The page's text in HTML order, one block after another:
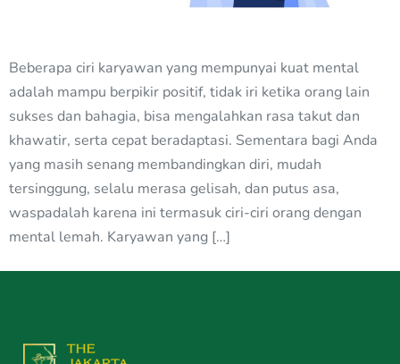
Beberapa ciri karyawan yang mempunyai kuat mental
adalah mampu berpikir positif, tidak iri ketika orang lain
sukses dan bahagia, bisa mengalahkan rasa takut dan
khawatir, serta cepat beradaptasi. Sementara bagi Anda
yang masih senang membandingkan diri, mudah
tersinggung, selalu merasa gelisah, dan putus asa,
waspadalah karena ini termasuk ciri-ciri orang dengan
mental lemah. Karyawan yang […]